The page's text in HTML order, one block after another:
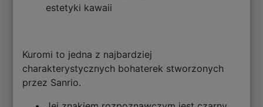
estetyki kawaii
Kuromi to jedna z najbardziej
charakterystycznych bohaterek stworzonych
przez Sanrio.